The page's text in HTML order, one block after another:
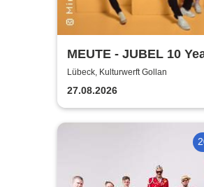
MEUTE - JUBEL 10
Lübeck, Kulturwerft Gollan
27.08.2026